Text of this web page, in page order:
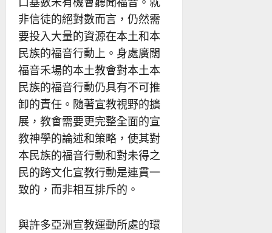
非信徒的絕對數而言，仍然需
要投入大量的資源在本土和本
民族的福音行動上。身處廣闊
福音禾場的本土教會對本土本
民族的福音行動仍具有不可推
卸的責任。隨著宣教視野的擴
展，教會需要更完整全面的宣
教神學的論述和策略，使其對
本民族的福音行動和對未得之
民的跨文化宣教行動是連貫一
致的，而非相互排斥的。
與許多亞洲宣教運動所處的環